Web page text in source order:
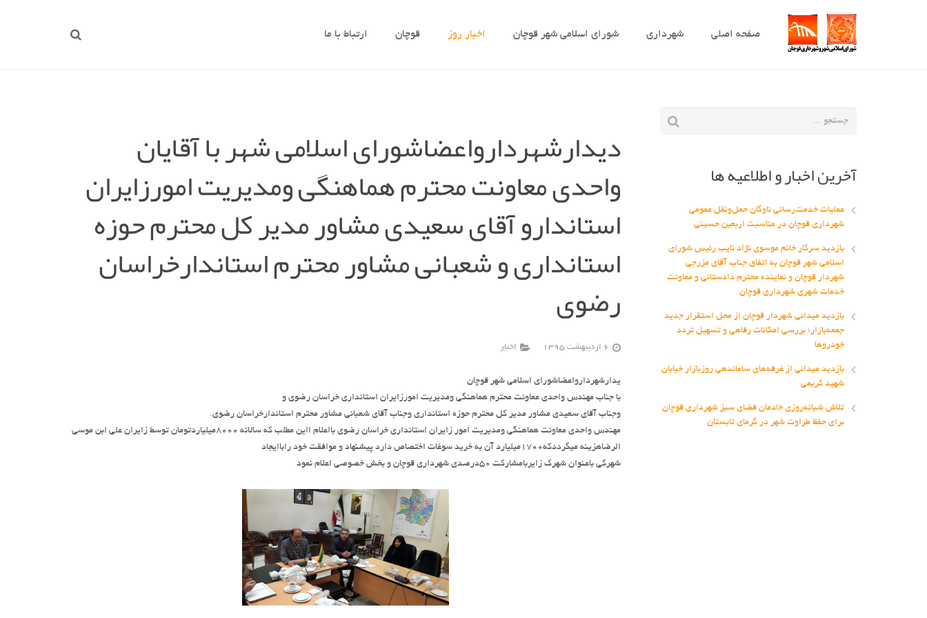
صفحه اصلی شهرداری شورای اسلامی شهر قوچان اخبار روز قوچان ارتباط با ما
دیدارشهردارواعضاشورای اسلامی شهر با آقایان
واحدی معاونت محترم هماهنگی ومدیریت امورزایران
استاندارو آقای سعیدی مشاور مدیر کل محترم حوزه
استانداری و شعبانی مشاور محترم استاندارخراسان
رضوی
6 اردیبهشت 1395 اخبار
یدارشهردارواعضاشورای اسلامی شهر قوچان
با جناب مهندس واحدی معاونت محترم هماهنگی ومدیریت امورزایران استانداری خراسان رضوی و
وجناب آقای سعیدی مشاور مدیر کل محترم حوزه استانداری وجناب آقای شعبانی مشاور محترم استاندارخراسان رضوی.
مهندس واحدی معاونت هماهنگی ومدیریت امور زایران استانداری خراسان رضوی بااعلام ااین مطلب که سالانه ۸۰۰۰میلیاردتومان توسط زایران علی ابن موسی
الرضاهزینه میگرددکه۱۷۰۰میلیارد آن به خرید سوغات اختصاص دارد پیشنهاد و موافقت خود راباایجاد
شهرکی باعنوان شهرک زایربامشارکت ۵۰درصدی شهرداری قوچان و بخش خصوصی اعلام نمود
آخرین اخبار و اطلاعیه ها
عملیات خدمت‌رسانی ناوگان حمل‌ونقل عمومی
شهرداری قوچان در مناسبت اربعین حسینی
بازدید سرکار خانم موسوی نژاد نایب رئیس شورای
اسلامی شهر قوچان به اتفاق جناب آقای مزرجی
شهردار قوچان و نماینده محترم دادستانی و معاونت
خدمات شهری شهرداری قوچان
بازدید میدانی شهردار قوچان از محل استقرار جدید
جمعه‌بازار؛ بررسی امکانات رفاهی و تسهیل تردد
خودروها
بازدید میدانی از غرفه‌های ساماندهی روزبازار خیابان
شهید کریمی
تلاش شبانه‌روزی خادمان فضای سبز شهرداری قوچان
برای حفظ طراوت شهر در گرمای تابستان